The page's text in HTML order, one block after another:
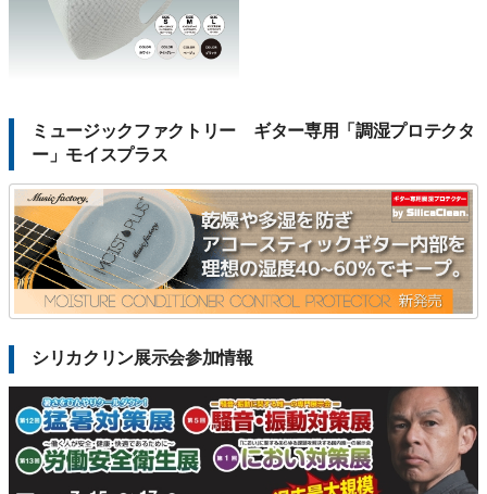
ミュージックファクトリー ギター専用「調湿プロテクタ
ー」モイスプラス
シリカクリン展示会参加情報